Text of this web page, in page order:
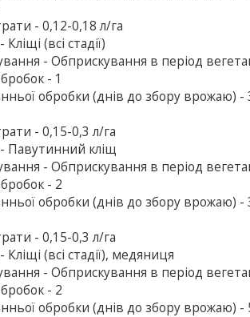
- 0,12-0,18 л/га
(всі стадії)
- Обприскування в період
- 1
обробки (днів до збору врожаю) -
- 0,15-0,3 л/га
- Павутинний кліщ
- Обприскування в період
- 2
обробки (днів до збору врожаю) -
- 0,15-0,3 л/га
Кліщі (всі стадії), медяниця
- Обприскування в період
- 2
обробки (днів до збору врожаю) -